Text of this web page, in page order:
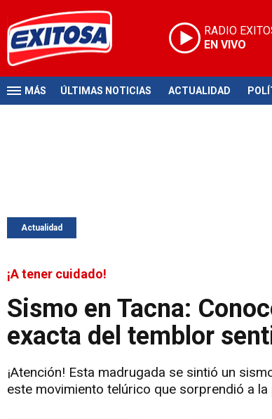
RADIO
EN VIVO
MÁS ÚLTIMAS NOTICIAS ACTUALIDAD
Actualidad
¡A tener cuidado!
Sismo en Tacna:
exacta del temblor
¡Atención! Esta madrugada se sintió un
este movimiento telúrico que sorprendió a la